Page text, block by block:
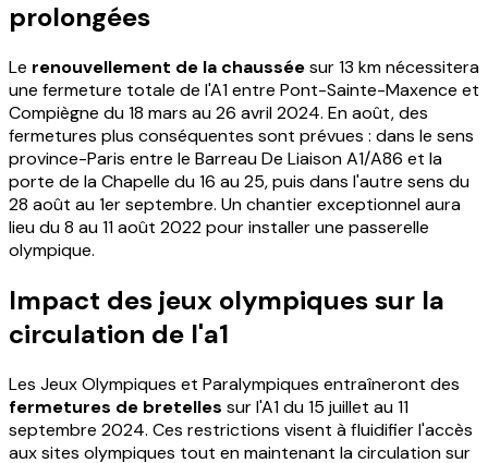
prolongées
Le renouvellement de la chausséesur 13 km nécessitera
une fermeture totale de l'A1 entre Pont-Sainte-Maxence et
Compiègne du 18 mars au 26 avril 2024. En août, des
fermetures plus conséquentes sont prévues : dans le sens
province-Paris entre le Barreau De Liaison A1/A86 et la
porte de la Chapelle du 16 au 25, puis dans l'autre sens du
28 août au 1er septembre. Un chantier exceptionnel aura
lieu du 8 au 11 août 2022 pour installer une passerelle
olympique.
Impact des jeux olympiques sur la
circulation de l'a1
Les Jeux Olympiques et Paralympiques entraîneront des
fermetures de bretelles sur l'A1 du 15 juillet au 11
septembre 2024. Ces restrictions visent à fluidifier l'accès
aux sites olympiques tout en maintenant la circulation sur